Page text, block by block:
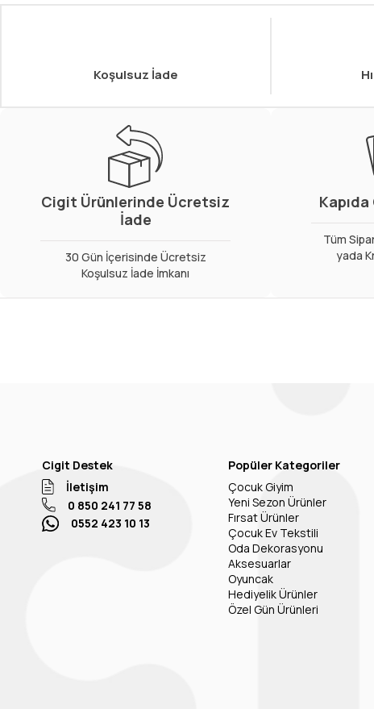
Koşulsuz İade
Cigit Ürünlerinde Ücretsiz
İade
30 Gün İçerisinde Ücretsiz
Koşulsuz İade İmkanı
Tüm
yada
Cigit Destek
İletişim
0 850 241 77 58
0552 423 10 13
Popüler Kategoriler
Çocuk Giyim
Yeni Sezon Ürünler
Fırsat Ürünler
Çocuk Ev Tekstili
Oda Dekorasyonu
Aksesuarlar
Oyuncak
Hediyelik Ürünler
Özel Gün Ürünleri